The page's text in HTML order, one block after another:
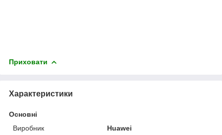
Приховати
Характеристики
Основні
Виробник
Huawei